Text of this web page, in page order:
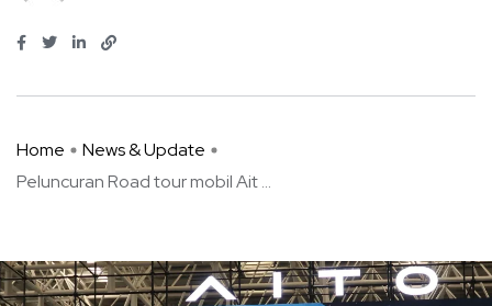
Home
News & Update
Peluncuran Road tour mobil Ait ...